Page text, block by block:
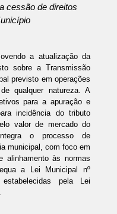
cessão de direitos
a atualização da
sobre a Transmissão
previsto em operações
qualquer natureza. A
para a apuração e
incidência do tributo
valor de mercado do
o processo de
municipal, com foco em
alinhamento às normas
a Lei Municipal nº
pela Lei